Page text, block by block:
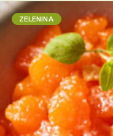
ZELENINA